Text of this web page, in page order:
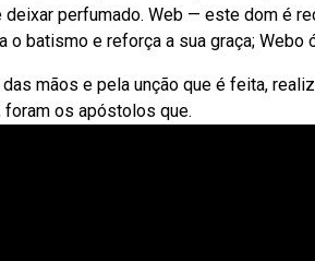
perfumado. Web — este dom é
o batismo e reforça a sua graça;
mãos e pela unção que é feita,
os apóstolos que.